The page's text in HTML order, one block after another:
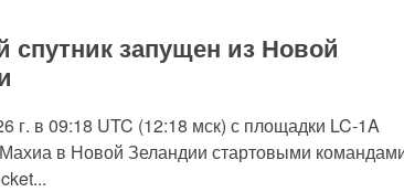
спутник запущен из Новой
г. в 09:18 UTC (12:18 мск) с площадки LC-1A
в Новой Зеландии стартовыми